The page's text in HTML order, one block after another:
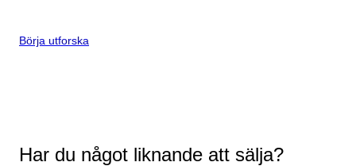
Börja utforska
Har du något liknande att sälja?